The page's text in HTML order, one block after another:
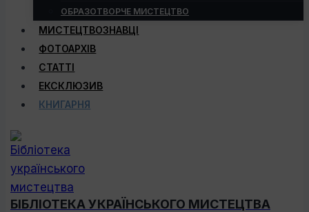
ОБРАЗОТВОРЧЕ МИСТЕЦТВО
МИСТЕЦТВОЗНАВЦІ
ФОТОАРХІВ
СТАТТІ
ЕКСКЛЮЗИВ
КНИГАРНЯ
БІБЛІОТЕКА УКРАЇНСЬКОГО МИСТЕЦТВА